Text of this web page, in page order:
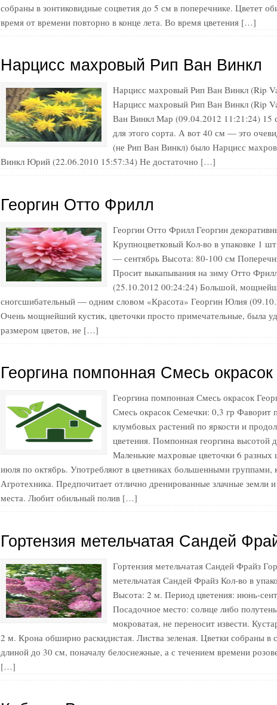
собраны в зонтиковидные соцветия до 5 см в поперечнике. Цветет
время от времени повторно в конце лета. Во время цветения […]
Нарцисс махровый Рип Ван Винкл
Нарцисс махровый Рип Ван Винкл (Rip
Нарцисс махровый Рип Ван Винкл (Rip
Ван Винкл Мар (09.04.2012 11:21:24)
для этого сорта. А вот 40 см — это
(не Рип Ван Винкл) было Нарцисс
Винкл Юрий (22.06.2010 15:57:34) Не достаточно […]
Георгин Отто Фрилл
Георгин Отто Фрилл Георгин
Крупноцветковый Кол-во в упаковке 1
— сентябрь Высота: 80-100 см
Просит выкапывания на зиму Отто
(25.10.2012 00:24:24) Большой,
сногсшибательный — одним словом «Красота» Георгин Юлия
Очень мощнейший кустик, цветочки просто примечательные, была
размером цветов, не […]
Георгина помпонная Смесь окрасок
Георгина помпонная Смесь окрасок
Смесь окрасок Семечки: 0,3 гр Фаворит
клумбовых растений по яркости и
цветения. Помпонная георгина высотой
Маленькие махровые цветочки 6 разных
июля по октябрь. Употребляют в цветниках большенными группами,
Агротехника. Предпочитает отлично дренированные злачные земли
места. Любит обильный полив […]
Гортензия метельчатая Сандей
Гортензия метельчатая Сандей Фрайз
метельчатая Сандей Фрайз Кол-во в
Высота: 2 м. Период цветения: июнь-
Посадочное место: солнце либо
мокроватая, не переносит извести.
2 м. Крона обширно раскидистая. Листва зеленая. Цветки собраны в
длиной до 30 см, поначалу белоснежные, а с течением времени
[…]